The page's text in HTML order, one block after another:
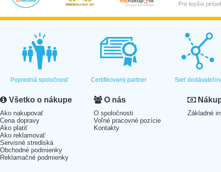
Popredná spoločnosť Certifikovaný partner Sieť dodávateľov
Všetko o nákupe
Ako nakupovať
Cena dopravy
Ako platiť
Ako reklamovať
Servisné strediská
Obchodné podmienky
Reklamačné podmienky
O nás
O spoločnosti
Voľné pracovné pozície
Kontakty
Základné